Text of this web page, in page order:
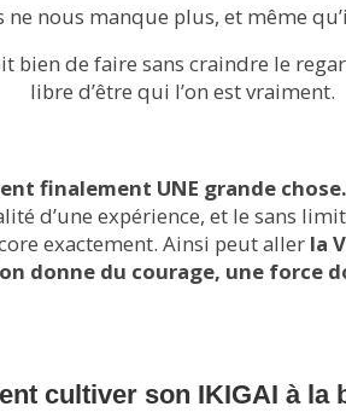
ne nous manque plus, et même
bien de faire sans craindre le
libre d’être qui l’on est vraiment.
finalement UNE grande chose.
d’une expérience, et le sans
exactement. Ainsi peut aller la
donne du courage, une force
cultiver son IKIGAI à la